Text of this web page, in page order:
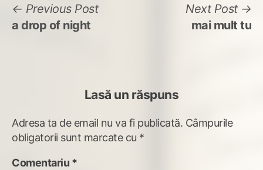
Navigare
în
Previous PostPrevious
a drop of night
Next Post
mai mult tu
Lasă un răspuns
Adresa ta de email nu va fi publicată. Câmpurile
obligatorii sunt marcate cu *
Comentariu *